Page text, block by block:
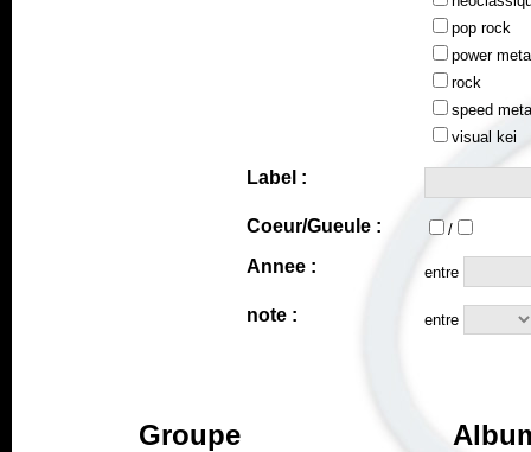
pop rock
power
rock
speed
visual kei
Label :
Coeur/Gueule : /
Annee : entre
note : entre
Groupe